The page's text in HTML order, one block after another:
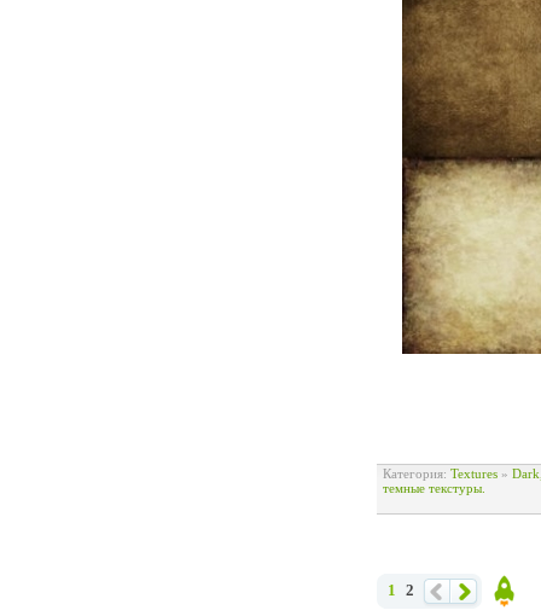
Категория: Textures »
темные текстуры.
1
2